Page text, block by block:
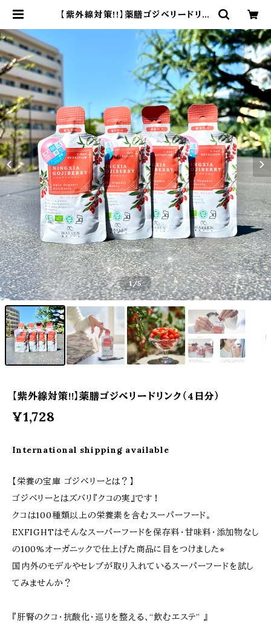
【紫外線対策!!】薬膳ゴジベリードリン
1/5
【紫外線対策!!】薬膳ゴジベリードリンク（4日分）
¥1,728
International shipping available
【栄養の宝庫 ゴジベリーとは？】
ゴジベリーとはズバリ『クコの実』です！
クコは100種類以上の栄養素を含むスーパーフード。
EXFIGHTはそんなスーパーフードを保存料・甘味料・添加物なし
の100%オーガニックで仕上げた商品に目をつけました⭐︎
国内外のモデルやセレブが取り入れているスーパーフードを試し
てみませんか？
『肝腎のクコ・抗酸化・巡りを整える、“飲むエステ” 』